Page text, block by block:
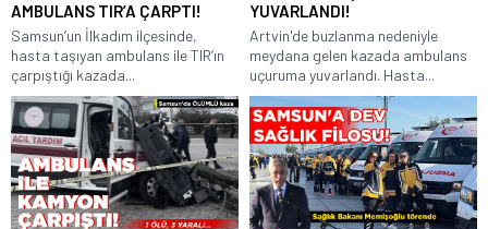
AMBULANS TIR’A ÇARPTI!
Samsun’un İlkadım ilçesinde,
hasta taşıyan ambulans ile TIR’ın
çarpıştığı kazada...
YUVARLANDI!
Artvin'de buzlanma nedeniyle
meydana gelen kazada ambulans
uçuruma yuvarlandı. Hasta...